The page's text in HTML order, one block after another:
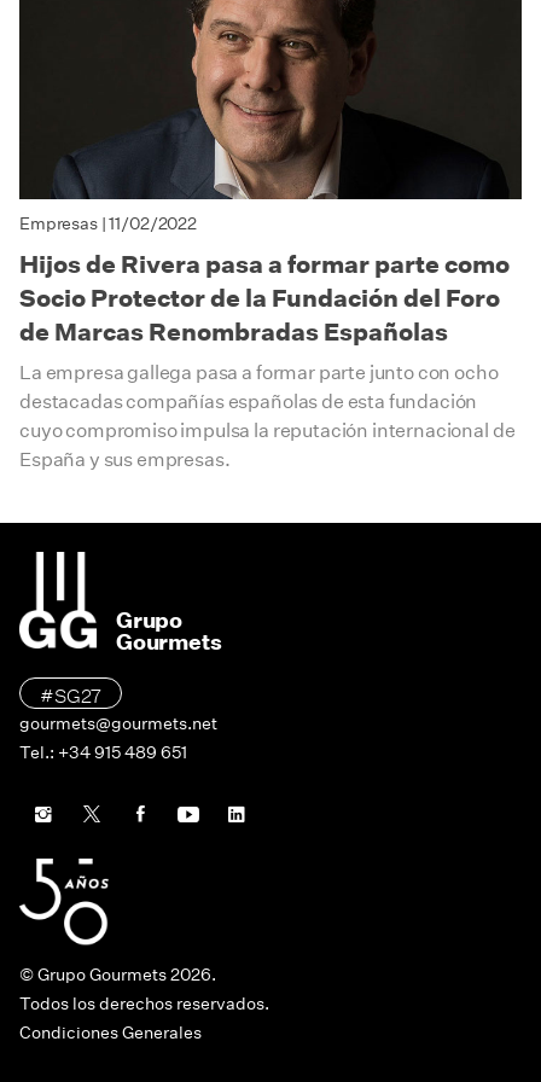
Empresas| 11/02/2022
Hijos de Rivera pasa a formar parte como
Socio Protector de la Fundación del Foro
de Marcas Renombradas Españolas
La empresa gallega pasa a formar parte junto con ocho
destacadas compañías españolas de esta fundación
cuyo compromiso impulsa la reputación internacional de
España y sus empresas.
Grupo
Gourmets
#SG27
gourmets@gourmets.net
Tel.: +34 915 489 651
© Grupo Gourmets 2026.
Todos los derechos reservados.
Condiciones Generales